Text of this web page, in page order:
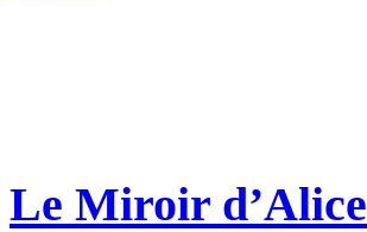
Le Miroir d’Alice